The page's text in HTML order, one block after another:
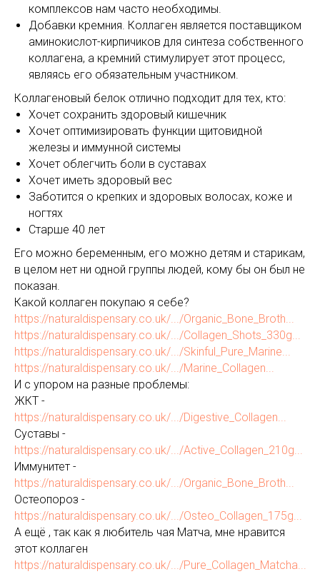
комплексов нам часто необходимы.
Добавки кремния. Коллаген является поставщиком
аминокислот-кирпичиков для синтеза собственного
коллагена, а кремний стимулирует этот процесс,
являясь его обязательным участником.
Коллагеновый белок отлично подходит для тех, кто:
Хочет сохранить здоровый кишечник
Хочет оптимизировать функции щитовидной
железы и иммунной системы
Хочет облегчить боли в суставах
Хочет иметь здоровый вес
Заботится о крепких и здоровых волосах, коже и
ногтях
Старше 40 лет
Его можно беременным, его можно детям и старикам,
в целом нет ни одной группы людей, кому бы он был не
показан.
Какой коллаген покупаю я себе?
https://naturaldispensary.co.uk/.../Organic_Bone_Broth...
https://naturaldispensary.co.uk/.../Collagen_Shots_330g...
https://naturaldispensary.co.uk/.../Skinful_Pure_Marine...
https://naturaldispensary.co.uk/.../Marine_Collagen...
И с упором на разные проблемы:
ЖКТ -
https://naturaldispensary.co.uk/.../Digestive_Collagen...
Суставы -
https://naturaldispensary.co.uk/.../Active_Collagen_210g...
Иммунитет -
https://naturaldispensary.co.uk/.../Organic_Bone_Broth...
Остеопороз -
https://naturaldispensary.co.uk/.../Osteo_Collagen_175g...
А ещё , так как я любитель чая Матча, мне нравится
этот коллаген
https://naturaldispensary.co.uk/.../Pure_Collagen_Matcha...